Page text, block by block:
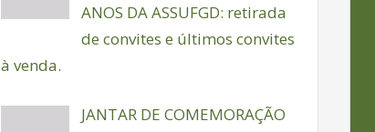
ANOS DA ASSUFGD: retirada
de convites e últimos convites
à venda.
JANTAR DE COMEMORAÇÃO